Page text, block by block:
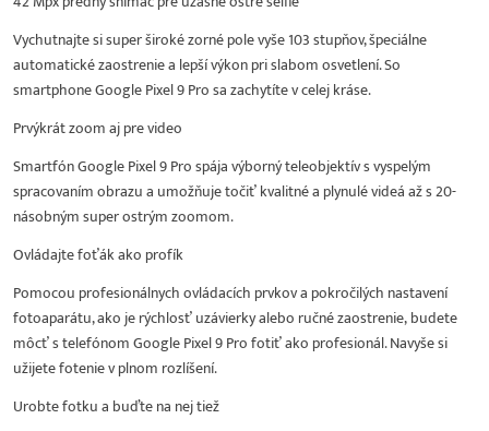
Vychutnajte si super široké zorné pole vyše 103 stupňov, špeciálne
automatické zaostrenie a lepší výkon pri slabom osvetlení. So
smartphone Google Pixel 9 Pro sa zachytíte v celej kráse.
Prvýkrát zoom aj pre video
Smartfón Google Pixel 9 Pro spája výborný teleobjektív s vyspelým
spracovaním obrazu a umožňuje točiť kvalitné a plynulé videá až s 20-
násobným super ostrým zoomom.
Ovládajte foťák ako profík
Pomocou profesionálnych ovládacích prvkov a pokročilých nastavení
fotoaparátu, ako je rýchlosť uzávierky alebo ručné zaostrenie, budete
môcť s telefónom Google Pixel 9 Pro fotiť ako profesionál. Navyše si
užijete fotenie v plnom rozlíšení.
Urobte fotku a buďte na nej tiež